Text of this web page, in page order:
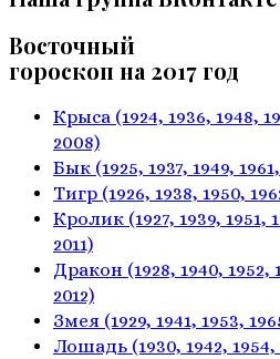
Восточный
гороскоп на 2017 год
Крыса (1924, 1936, 1948,
2008)
Бык (1925, 1937, 1949, 1961,
Тигр (1926, 1938, 1950,
Кролик (1927, 1939, 1951,
2011)
Дракон (1928, 1940, 1952,
2012)
Змея (1929, 1941, 1953,
Лошадь (1930, 1942, 1954,